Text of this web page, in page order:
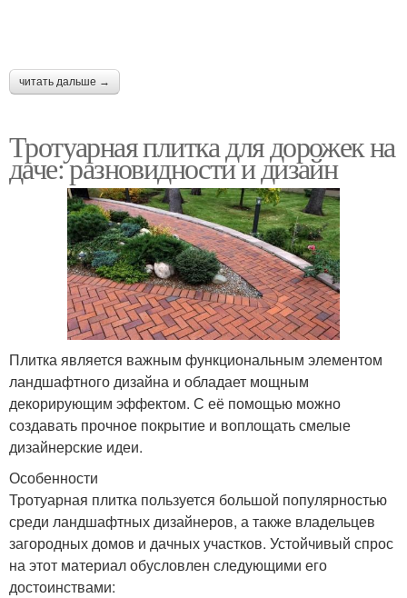
читать дальше →
Тротуарная плитка для дорожек на
даче: разновидности и дизайн
Плитка является важным функциональным элементом
ландшафтного дизайна и обладает мощным
декорирующим эффектом. С её помощью можно
создавать прочное покрытие и воплощать смелые
дизайнерские идеи.
Особенности
Тротуарная плитка пользуется большой популярностью
среди ландшафтных дизайнеров, а также владельцев
загородных домов и дачных участков. Устойчивый спрос
на этот материал обусловлен следующими его
достоинствами: